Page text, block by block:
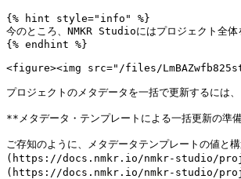
{% hint style="info" %}
今のところ、NMKR Studioにはプロジェクト全体
{% endhint %}
<figure><img src="/files/
プロジェクトのメタデータを一括で更新するには
**メタデータ・テンプレートによる一括更新の
ご存知のように、メタデータテンプレートの値と
(https://docs.nmkr.io/nmkr-studio/
(https://docs.nmkr.io/nmkr-studio/project/